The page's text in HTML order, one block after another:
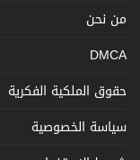
من نحن
DMCA
حقوق الملكية الفكرية
سياسة الخصوصية